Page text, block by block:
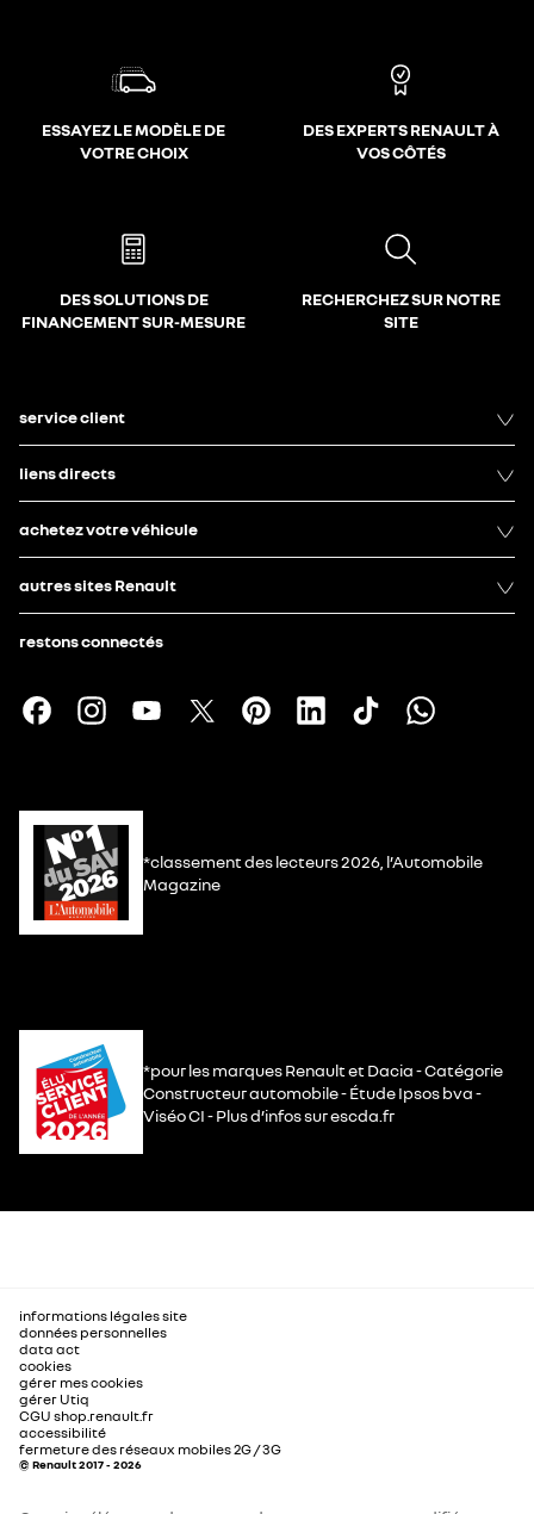
ESSAYEZ LE MODÈLE DE
VOTRE CHOIX
DES EXPERTS RENAULT À
VOS CÔTÉS
DES SOLUTIONS DE
FINANCEMENT SUR-MESURE
RECHERCHEZ SUR NOTRE
SITE
service client
liens directs
achetez votre véhicule
autres sites Renault
restons connectés
*classement des lecteurs 2026, l’Automobile
Magazine
*pour les marques Renault et Dacia - Catégorie
Constructeur automobile - Étude Ipsos bva -
Viséo CI - Plus d’infos sur escda.fr
informations légales site
données personnelles
data act
cookies
gérer mes cookies
gérer Utiq
CGU shop.renault.fr
accessibilité
fermeture des réseaux mobiles 2G / 3G
© Renault 2017 - 2026